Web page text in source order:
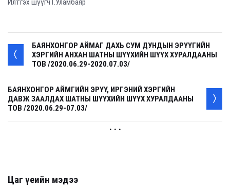
Илтгэх шүүгч Г.Уламбаяр
БАЯНХОНГОР АЙМАГ ДАХЬ СУМ ДУНДЫН ЭРҮҮГИЙН
ХЭРГИЙН АНХАН ШАТНЫ ШҮҮХИЙН ШҮҮХ ХУРАЛДААНЫ
ТОВ /2020.06.29-2020.07.03/
БАЯНХОНГОР АЙМГИЙН ЭРҮҮ, ИРГЭНИЙ ХЭРГИЙН
ДАВЖ ЗААЛДАХ ШАТНЫ ШҮҮХИЙН ШҮҮХ ХУРАЛДААНЫ
ТОВ /2020.06.29-07.03/
. . .
Цаг үеийн мэдээ